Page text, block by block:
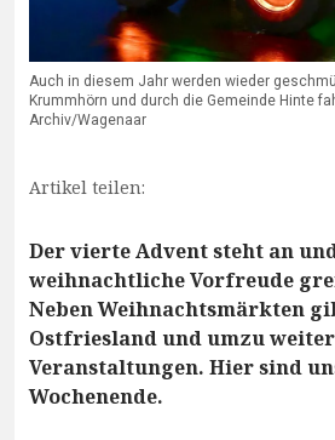
Auch in diesem Jahr werden wieder
Krummhörn und durch die Gemeinde Hinte
Archiv/Wagenaar
Artikel teilen:
Der vierte Advent steht an
weihnachtliche Vorfreude
Neben Weihnachtsmärkten
Ostfriesland und umzu
Veranstaltungen. Hier sind
Wochenende.